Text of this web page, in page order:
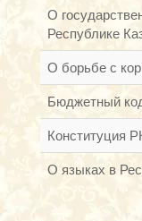
О
Республике
О борьбе с
Бюджетный
Конституция
О языках в